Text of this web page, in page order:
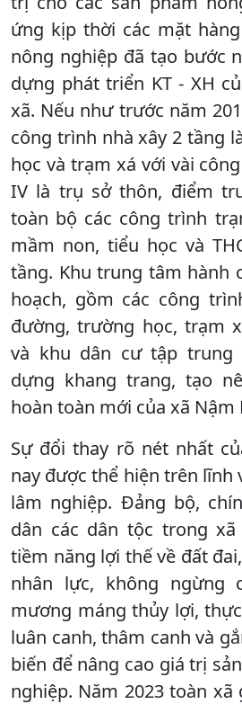
ứng kịp thời các mặt
nông nghiệp đã tạo bước
dựng phát triển KT - XH
xã. Nếu như trước năm
công trình nhà xây 2 tầng
học và trạm xá với vài
IV là trụ sở thôn, điểm
toàn bộ các công trình
mầm non, tiểu học và
tầng. Khu trung tâm hành
hoạch, gồm các công
đường, trường học, trạm
và khu dân cư tập trung
dựng khang trang, tạo
hoàn toàn mới của xã Nậm
Sự đổi thay rõ nét nhất
nay được thể hiện trên lĩnh
lâm nghiệp. Đảng bộ,
dân các dân tộc trong
tiềm năng lợi thế về đất
nhân lực, không ngừng
mương máng thủy lợi,
luân canh, thâm canh và
biến để nâng cao giá trị
nghiệp. Năm 2023 toàn xã